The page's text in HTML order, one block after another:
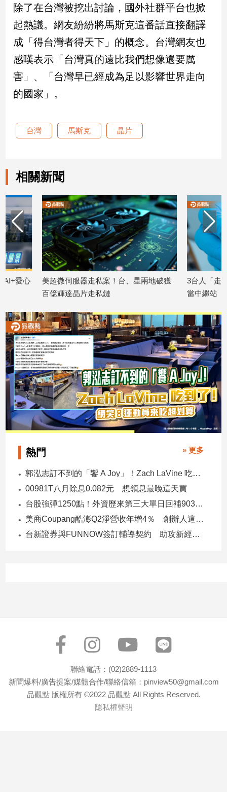
灣
觀
南
台
灣
觀
點
娛
娛
樂
聞
流
行/
時
尚
追
星
生
活
建
築/
室
內
設
計
旅
遊/
座/
命
影
除了在台灣被挖出討論，國外社群平台也掀
起熱議。網友紛紛將馬斯克這番話直接翻譯
成「得台灣者得天下」的概念。台灣網友也
感嘆表示「台灣真的遠比我們想像還要厲
害」、「台灣早已經成為足以影響世界走向
的國家」。
台灣 馬斯克 晶片
相關新聞
美超微伺服器走私案！台、星兩地破獲
百億輝達晶片走私鏈
3台人「走私輝達AI
熱門 » 更多
郭泓志訂不到的「饗 A Joy」！Zach LaVine 吃到了！ 網笑：運動員來吃超划算
00981T八月除息0.082元 想領息最晚這天買
台股強彈1250點！外資歷來第三大單日回補903億 ETF反彈
美商Coupang酷澎Q2淨營收年增4％ 創辦人這樣看台灣市場！
台新證券與FUNNOW簽訂輔導契約 助攻新經濟企業上市櫃
聯絡電話：(02)2889-1113
新聞爆料/廣告提案/媒體合作/聯絡信箱：pinview50@gmail.com
品觀點 版權所有 ©2022 品觀點 All Rights Reserved.
隱私權聲明